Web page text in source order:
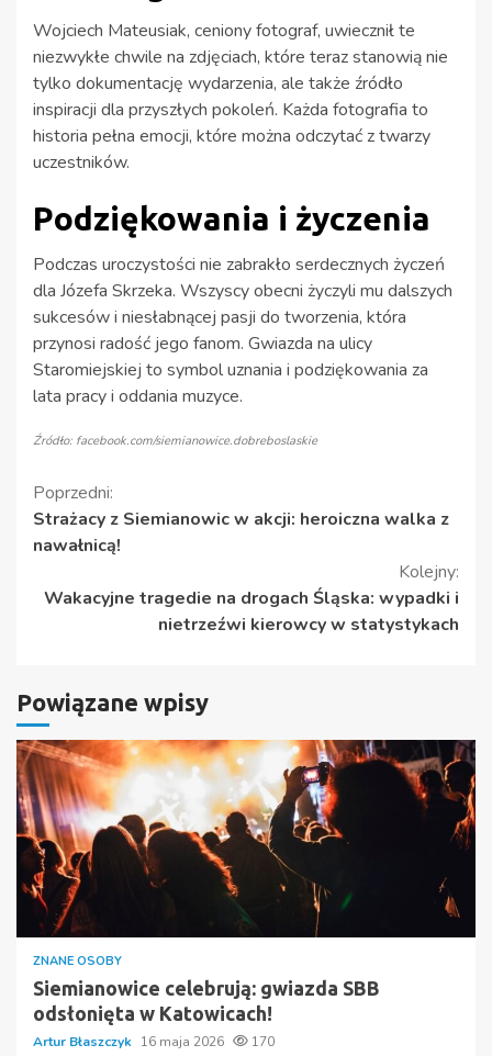
Wojciech Mateusiak, ceniony fotograf, uwiecznił te
niezwykłe chwile na zdjęciach, które teraz stanowią nie
tylko dokumentację wydarzenia, ale także źródło
inspiracji dla przyszłych pokoleń. Każda fotografia to
historia pełna emocji, które można odczytać z twarzy
uczestników.
Podziękowania i życzenia
Podczas uroczystości nie zabrakło serdecznych życzeń
dla Józefa Skrzeka. Wszyscy obecni życzyli mu dalszych
sukcesów i niesłabnącej pasji do tworzenia, która
przynosi radość jego fanom. Gwiazda na ulicy
Staromiejskiej to symbol uznania i podziękowania za
lata pracy i oddania muzyce.
Źródło: facebook.com/siemianowice.dobreboslaskie
Kontynuuj
czytanie
Poprzedni:
Strażacy z Siemianowic w akcji: heroiczna walka z
nawałnicą!
Kolejny:
Wakacyjne tragedie na drogach Śląska: wypadki i
nietrzeźwi kierowcy w statystykach
Powiązane wpisy
ZNANE OSOBY
Siemianowice celebrują: gwiazda SBB
odsłonięta w Katowicach!
Artur Błaszczyk 16 maja 2026 170